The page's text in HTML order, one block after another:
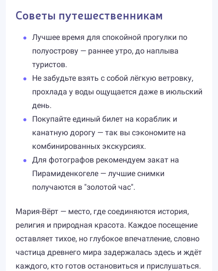
Советы путешественникам
Лучшее время для спокойной прогулки по
полуострову — раннее утро, до наплыва
туристов.
Не забудьте взять с собой лёгкую ветровку,
прохлада у воды ощущается даже в июльский
день.
Покупайте единый билет на кораблик и
канатную дорогу — так вы сэкономите на
комбинированных экскурсиях.
Для фотографов рекомендуем закат на
Пирамиденкогеле — лучшие снимки
получаются в "золотой час".
Мария-Вёрт — место, где соединяются история,
религия и природная красота. Каждое посещение
оставляет тихое, но глубокое впечатление, словно
частица древнего мира задержалась здесь и ждёт
каждого, кто готов остановиться и прислушаться.